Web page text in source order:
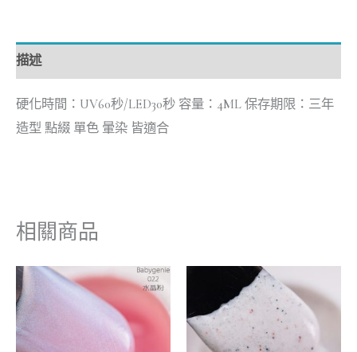
描述
硬化時間：UV60秒/LED30秒 容量：4ML 保存期限：三年
造型 點綴 單色 暈染 皆適合
相關商品